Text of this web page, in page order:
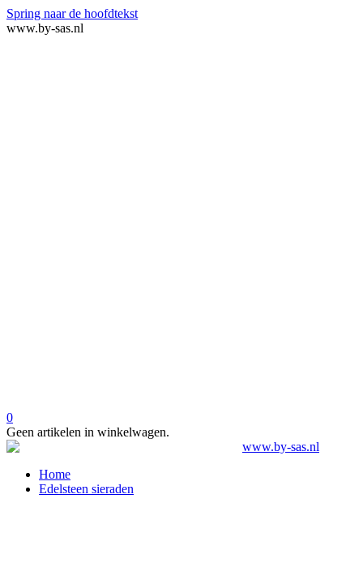
Spring naar de hoofdtekst
www.by-sas.nl
0
Geen artikelen in winkelwagen.
Home
Edelsteen sieraden